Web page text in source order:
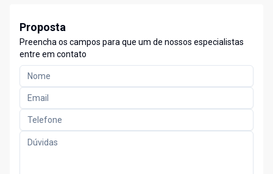
Proposta
Preencha os campos para que um de nossos especialistas
entre em contato